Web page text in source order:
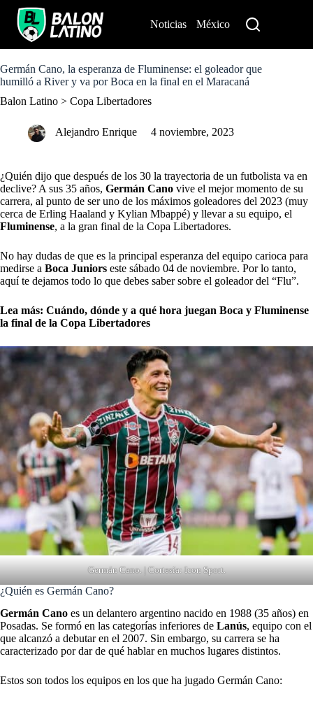
o
c
n
Noticias México
Germán Cano, la esperanza de Fluminense: el goleador que
humilló a River y va por Boca en la final en el Maracaná
Balon Latino > Copa Libertadores
Alejandro Enrique 4 noviembre, 2023
¿Quién dijo que después de los 30 la trayectoria de un futbolista va en
declive? A sus 35 años, Germán Cano vive el mejor momento de su
carrera, al punto de ser uno de los máximos goleadores del 2023 (muy
cerca de Erling Haaland y Kylian Mbappé) y llevar a su equipo, el
Fluminense, a la gran final de la Copa Libertadores.
No hay dudas de que es la principal esperanza del equipo carioca para
medirse a Boca Juniors este sábado 04 de noviembre. Por lo tanto,
aquí te dejamos todo lo que debes saber sobre el goleador del “Flu”.
Lea más: Cuándo, dónde y a qué hora juegan Boca y Fluminense
la final de la Copa Libertadores
Germán Cano. | Cortesía: Icon Sport.
¿Quién es Germán Cano?
Germán Cano es un delantero argentino nacido en 1988 (35 años) en
Posadas. Se formó en las categorías inferiores de Lanús, equipo con el
que alcanzó a debutar en el 2007. Sin embargo, su carrera se ha
caracterizado por dar de qué hablar en muchos lugares distintos.
Estos son todos los equipos en los que ha jugado Germán Cano: